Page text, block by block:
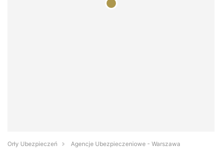
Orły Ubezpieczeń
Agencje Ubezpieczeniowe - Warszawa